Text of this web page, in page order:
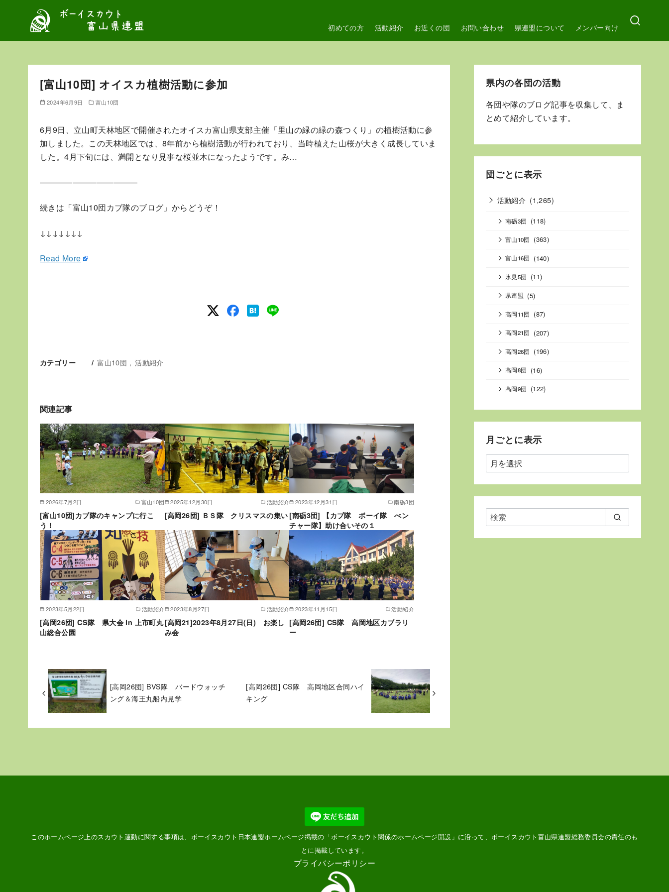
初めての方 活動紹介 お近くの団 お問い合わせ 県連盟について メンバー向け
[富山10団] オイスカ植樹活動に参加
2024年6月9日 富山10団
6月9日、立山町天林地区で開催されたオイスカ富山県支部主催「里山の緑の緑の森つくり」の植樹活動に参
加しました。この天林地区では、8年前から植樹活動が行われており、当時植えた山桜が大きく成長していま
した。4月下旬には、満開となり見事な桜並木になったようです。み…
————————————
続きは「富山10団カブ隊のブログ」からどうぞ！
↓↓↓↓↓↓↓
Read More
カテゴリー 富山10団 活動紹介
関連記事
2026年7月2日 富山10団
[富山10団]カブ隊のキャンプに行こ
う！
2025年12月30日 活動紹介
[高岡26団] ＢＳ隊 クリスマスの集い
2023年12月31日 南砺3団
[南砺3団] 【カブ隊 ボーイ隊 べン
チャー隊】助け合いその１
2023年5月22日 活動紹介
[高岡26団] CS隊 県大会 in 上市町丸
山総合公園
2023年8月27日 活動紹介
[高岡21]2023年8月27日(日) お楽し
み会
2023年11月15日 活動紹介
[高岡26団] CS隊 高岡地区カブラリ
ー
[高岡26団] BVS隊 バードウォッチ
ング＆海王丸船内見学
[高岡26団] CS隊 高岡地区合同ハイ
キング
県内の各団の活動
各団や隊のブログ記事を収集して、ま
とめて紹介しています。
団ごとに表示
活動紹介 (1,265)
南砺3団 (118)
富山10団 (363)
富山16団 (140)
氷見5団 (11)
県連盟 (5)
高岡11団 (87)
高岡21団 (207)
高岡26団 (196)
高岡8団 (16)
高岡9団 (122)
月ごとに表示
月
ご
と
表
示
このホームページ上のスカウト運動に関する事項は、ボーイスカウト日本連盟ホームページ掲載の「ボーイスカウト関係のホームページ開設 」に沿って、ボーイスカウト富山県連盟総務委員会の責任のも
とに掲載しています。
プライバシーポリシー